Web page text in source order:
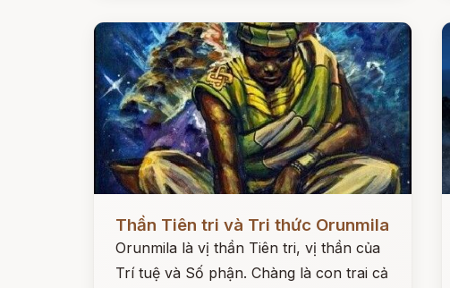
Đọc ngay
Thần Tiên tri và Tri thức Orunmila
Orunmila là vị thần Tiên tri, vị thần của
Trí tuệ và Số phận. Chàng là con trai cả